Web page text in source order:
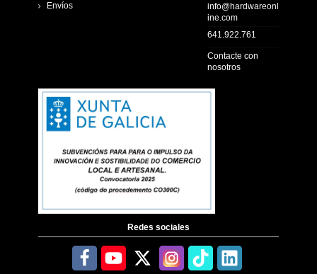
Envíos
info@hardwareonl
ine.com
641.922.761
Contacte con
nosotros
Redes sociales